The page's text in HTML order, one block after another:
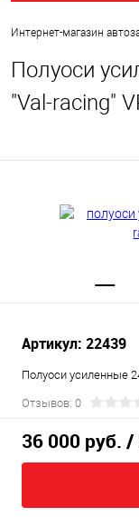
Интернет-магазин
Полуоси
"Val-racing"
Артикул: 22439
Полуоси усиленные
Отзывов: 0
36 000 руб. /